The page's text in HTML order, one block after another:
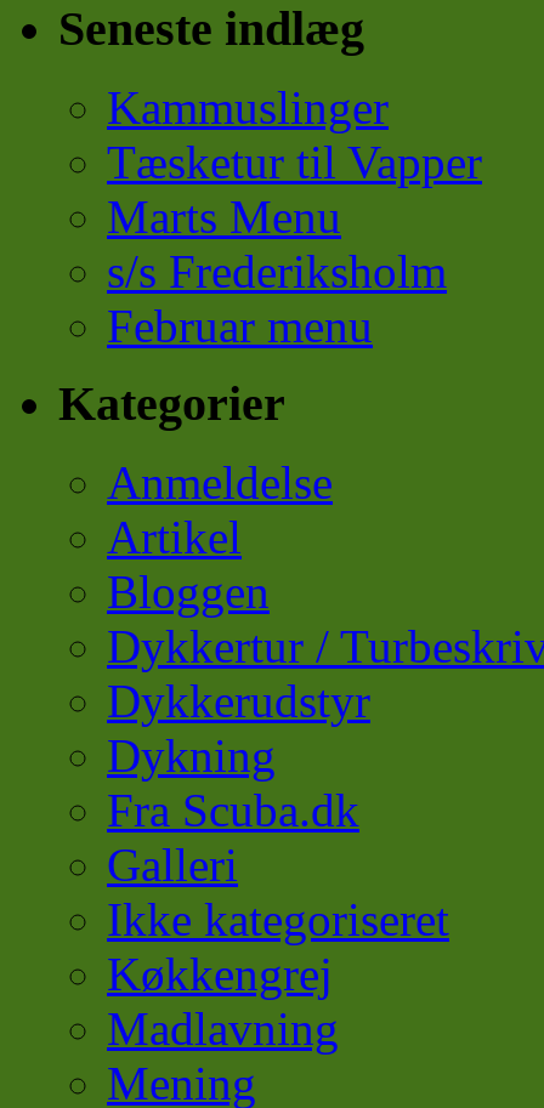
Seneste indlæg
Kammuslinger
Tæsketur til Vapper
Marts Menu
s/s Frederiksholm
Februar menu
Kategorier
Anmeldelse
Artikel
Bloggen
Dykkertur /
Dykkerudstyr
Dykning
Fra Scuba.dk
Galleri
Ikke kategoriseret
Køkkengrej
Madlavning
Mening